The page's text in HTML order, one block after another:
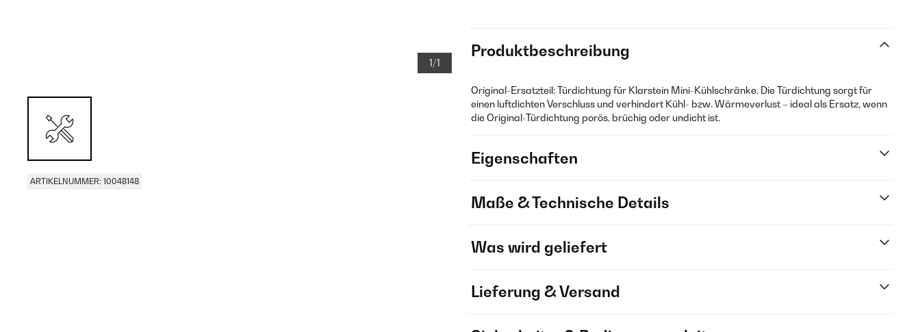
1/1
ARTIKELNUMMER: 10048148
Produktbeschreibung
Original-Ersatzteil: Türdichtung für Klarstein Mini-Kühlschränke. Die Türdichtung sorgt für
einen luftdichten Verschluss und verhindert Kühl- bzw. Wärmeverlust – ideal als Ersatz, wenn
die Original-Türdichtung porös, brüchig oder undicht ist.
Eigenschaften
Maße & Technische Details
Was wird geliefert
Lieferung & Versand